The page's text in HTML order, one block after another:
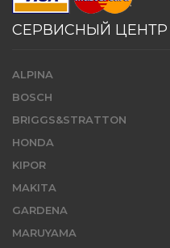
СЕРВИСНЫЙ ЦЕНТР
ALPINA
BOSCH
BRIGGS&STRATTON
HONDA
KIPOR
MAKITA
GARDENA
MARUYAMA